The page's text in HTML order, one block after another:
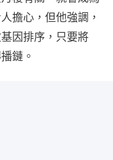
擔心，但他強調，
因排序，只要將
鏈。